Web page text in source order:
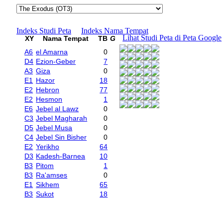
Indeks Studi Peta Indeks Nama Tempat
XY Nama Tempat TB G
A6 el Amarna
0
D4 Ezion-Geber
7
A3 Giza
0
E1 Hazor
18
E2 Hebron
77
E2 Hesmon
1
E6 Jebel al Lawz
0
C3 Jebel Magharah
0
D5 Jebel Musa
0
C4 Jebel Sin Bisher
0
E2 Yerikho
64
D3 Kadesh-Barnea
10
B3 Pitom
1
B3 Ra'amses
0
E1 Sikhem
65
B3 Sukot 18
Lihat Studi Peta di Peta Google